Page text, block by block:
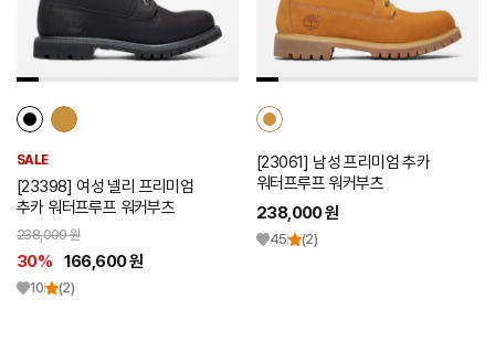
추
SALE
[23398] 여성 넬리 프리미엄
추카 워터프루프 워커부츠
238,000 원
30% 166,600 원
10 (2)
추
가
[23061] 남성 프리미엄 추카
워터프루프 워커부츠
238,000 원
45 (2)